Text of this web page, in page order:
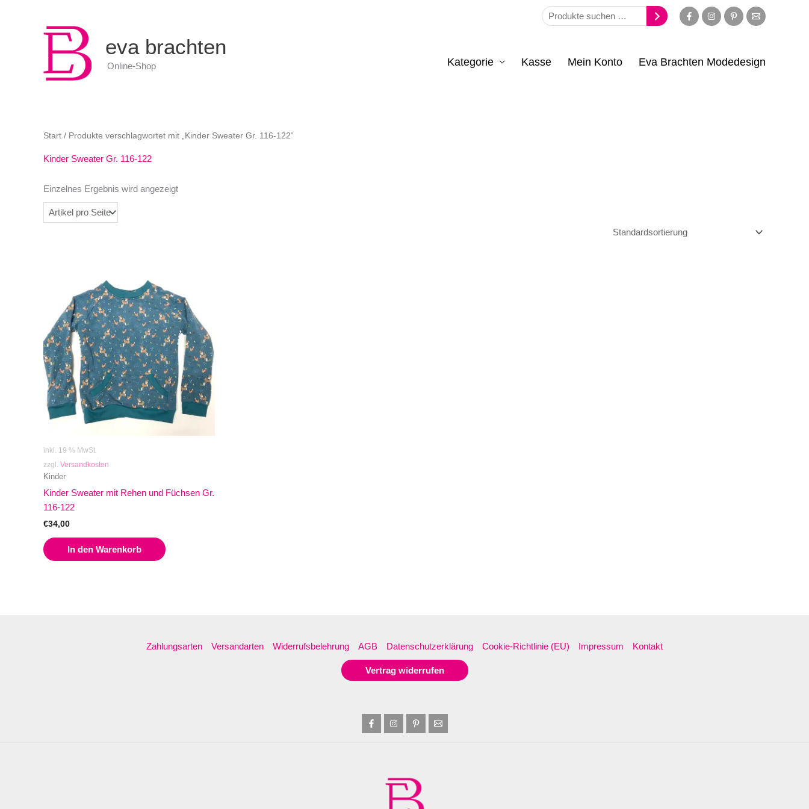
eva brachten
Online-Shop Kategorie Kasse Mein Konto Eva Brachten Modedesign
Start / Produkte verschlagwortet mit „Kinder Sweater Gr. 116-122“
Kinder Sweater Gr. 116-122
Einzelnes Ergebnis wird angezeigt
inkl. 19 % MwSt.
zzgl. Versandkosten
Kinder
Kinder Sweater mit Rehen und Füchsen Gr.
116-122
€34,00
In den Warenkorb
Zahlungsarten Versandarten Widerrufsbelehrung AGB Datenschutzerklärung Cookie-Richtlinie (EU) Impressum Kontakt
Vertrag widerrufen